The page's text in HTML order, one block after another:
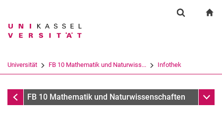
Springe direkt zu: Inhalt
Springe direkt zu: Suche
Springe direkt zu:
Suchbegriff
Suchen (öffnet externen Link in einem
Universität FB 10 Mathematik und Naturwiss... Infothek
InfothekFB 10 Mathematik und Naturwissenschaften